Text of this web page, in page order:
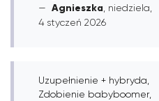
Agnieszka , niedziela,
4 styczeń 2026
Uzupełnienie + hybryda,
Zdobienie babyboomer,